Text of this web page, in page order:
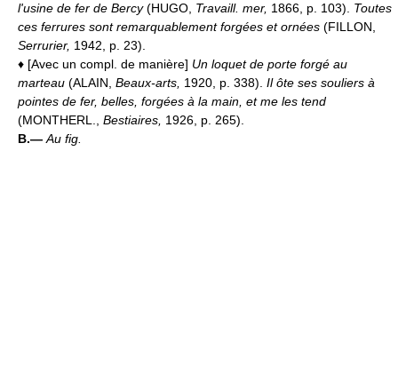
l'usine de fer de Bercy(HUGO, Travaill. mer, 1866, p. 103). Toutes
ces ferrures sont remarquablement forgées et ornées (FILLON,
Serrurier, 1942, p. 23).
♦ [Avec un compl. de manière] Un loquet de porte forgé au
marteau (ALAIN, Beaux-arts, 1920, p. 338). Il ôte ses souliers à
pointes de fer, belles, forgées à la main, et me les tend
(MONTHERL., Bestiaires, 1926, p. 265).
B.— Au fig.